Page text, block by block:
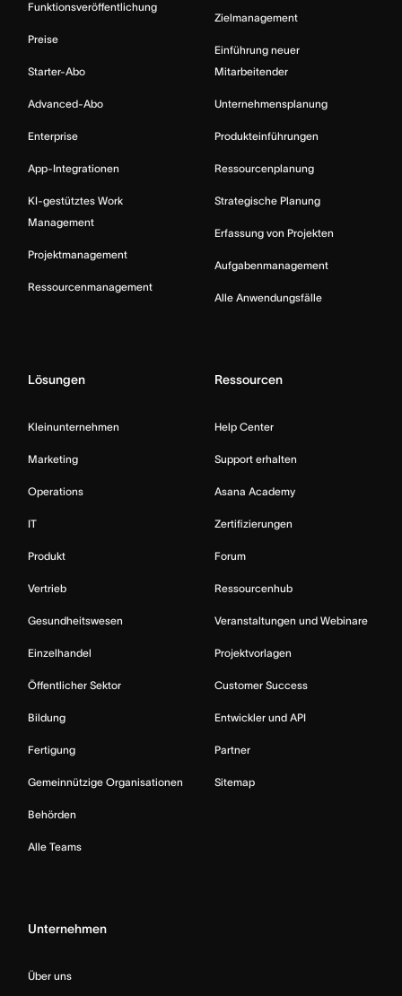
Funktionsveröffentlichung
Preise
Starter-Abo
Advanced-Abo
Enterprise
App-Integrationen
KI-gestütztes Work
Management
Projektmanagement
Ressourcenmanagement
Zielmanagement
Einführung neuer
Mitarbeitender
Unternehmensplanung
Produkteinführungen
Ressourcenplanung
Strategische Planung
Erfassung von Projekten
Aufgabenmanagement
Alle Anwendungsfälle
Lösungen
Kleinunternehmen
Marketing
Operations
IT
Produkt
Vertrieb
Gesundheitswesen
Einzelhandel
Öffentlicher Sektor
Bildung
Fertigung
Gemeinnützige Organisationen
Behörden
Alle Teams
Ressourcen
Help Center
Support erhalten
Asana Academy
Zertifizierungen
Forum
Ressourcenhub
Veranstaltungen und Webinare
Projektvorlagen
Customer Success
Entwickler und API
Partner
Sitemap
Unternehmen
Über uns